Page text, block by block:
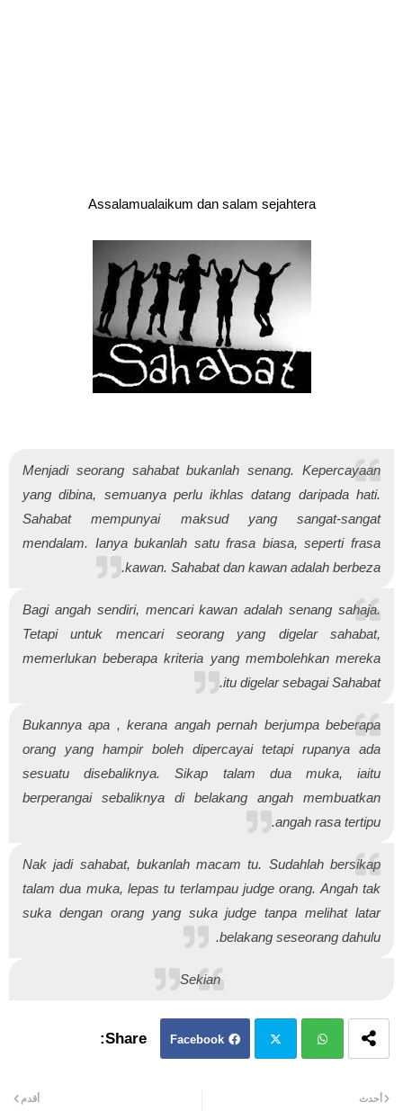
Assalamualaikum dan salam sejahtera
Menjadi seorang sahabat bukanlah senang. Kepercayaan
yang dibina, semuanya perlu ikhlas datang daripada hati.
Sahabat mempunyai maksud yang sangat-sangat
mendalam. Ianya bukanlah satu frasa biasa, seperti frasa
kawan. Sahabat dan kawan adalah berbeza.
Bagi angah sendiri, mencari kawan adalah senang sahaja.
Tetapi untuk mencari seorang yang digelar sahabat,
memerlukan beberapa kriteria yang membolehkan mereka
itu digelar sebagai Sahabat.
Bukannya apa , kerana angah pernah berjumpa beberapa
orang yang hampir boleh dipercayai tetapi rupanya ada
sesuatu disebaliknya. Sikap talam dua muka, iaitu
berperangai sebaliknya di belakang angah membuatkan
angah rasa tertipu.
Nak jadi sahabat, bukanlah macam tu. Sudahlah bersikap
talam dua muka, lepas tu terlampau judge orang. Angah tak
suka dengan orang yang suka judge tanpa melihat latar
belakang seseorang dahulu.
Sekian
Facebook
أحدث أقدم